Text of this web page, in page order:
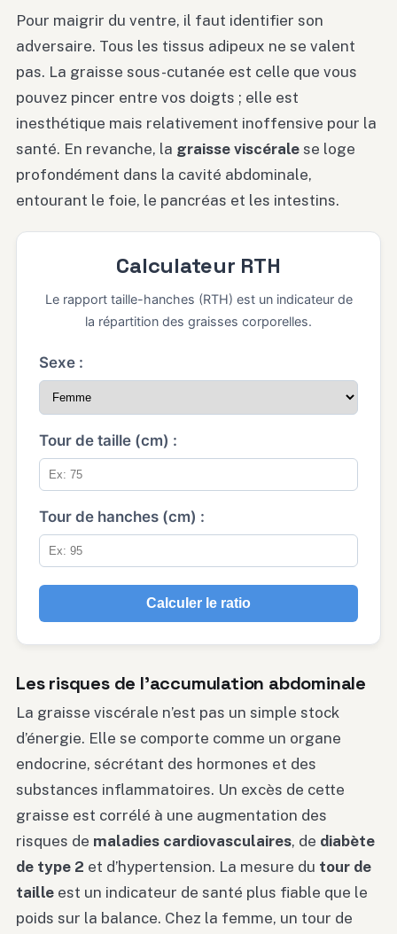
Pour maigrir du ventre, il faut identifier son
adversaire. Tous les tissus adipeux ne se valent
pas. La graisse sous-cutanée est celle que vous
pouvez pincer entre vos doigts ; elle est
inesthétique mais relativement inoffensive pour la
santé. En revanche, la graisse viscérale se loge
profondément dans la cavité abdominale,
entourant le foie, le pancréas et les intestins.
Calculateur RTH
Le rapport taille-hanches (RTH) est un indicateur de
la répartition des graisses corporelles.
Sexe :
Tour de taille (cm) :
Tour de hanches (cm) :
Calculer le ratio
Les risques de l’accumulation abdominale
La graisse viscérale n’est pas un simple stock
d’énergie. Elle se comporte comme un organe
endocrine, sécrétant des hormones et des
substances inflammatoires. Un excès de cette
graisse est corrélé à une augmentation des
risques de maladies cardiovasculaires, de diabète
de type 2 et d’hypertension. La mesure du tour de
taille est un indicateur de santé plus fiable que le
poids sur la balance. Chez la femme, un tour de